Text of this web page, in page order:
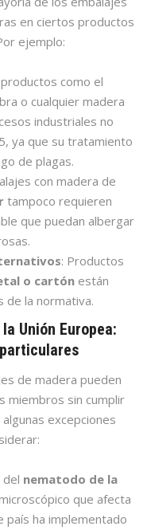
en ciertos productos
ejemplo:
como el
o cualquier madera
industriales no
ya que su tratamiento
de plagas.
con madera de
tampoco requieren
que puedan albergar
: Productos
o cartón están
de la normativa.
Unión Europea:
de madera pueden
miembros sin cumplir
excepciones
del nematodo de la
que afecta
ha implementado